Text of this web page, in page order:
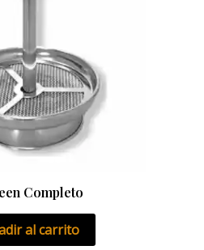
Completo
al carrito